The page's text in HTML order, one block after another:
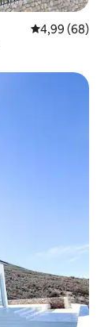
Calificación
4,99 (68)